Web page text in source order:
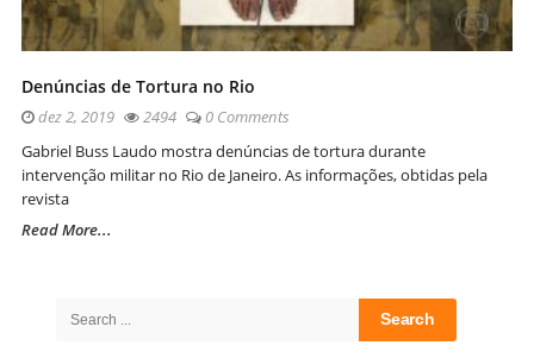
Denúncias de Tortura no Rio
dez 2, 2019 2494
0 Comments
Gabriel Buss Laudo mostra denúncias de tortura durante
intervenção militar no Rio de Janeiro. As informações, obtidas pela
revista
Read More...
Search